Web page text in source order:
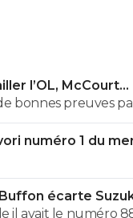
l’OL, McCourt
bonnes preuves
différentes
numéro 1 du
écarte
il avait le numéro